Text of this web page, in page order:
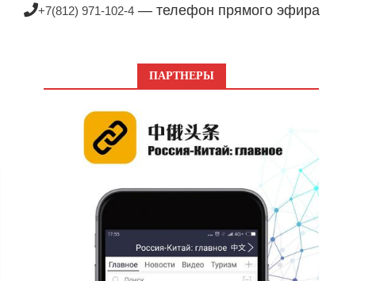
+7(812) 971-102-4 — телефон прямого эфира
ПАРТНЕРЫ